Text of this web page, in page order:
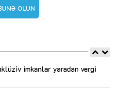
imkanlar yaradan vergi